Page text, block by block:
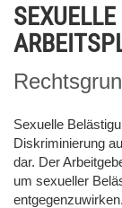
Sexuelle
Diskriminierung
dar. Der
um sexueller